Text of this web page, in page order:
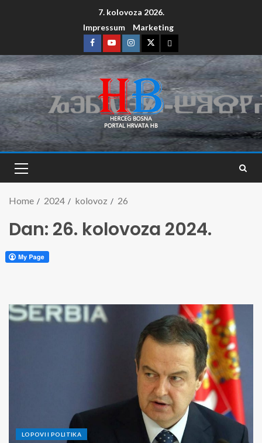
7. kolovoza 2026.
Impressum
Marketing
Home 2024 kolovoz 26
Dan: 26. kolovoza 2024.
LOPOVI I POLITIKA